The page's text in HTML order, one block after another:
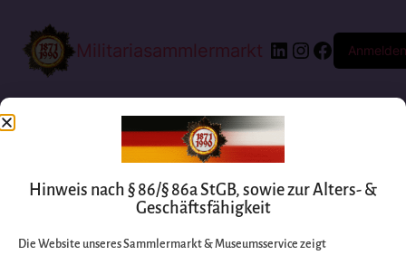
Militariasammlermarkt Anmelden
Hinweis nach § 86/§ 86a StGB, sowie zur Alters- &
Geschäftsfähigkeit
Die Website unseres Sammlermarkt & Museumsservice zeigt